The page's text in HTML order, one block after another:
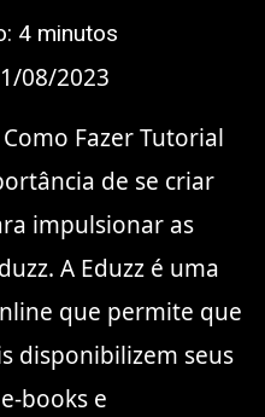
4 minutos
08/2023
Fazer Tutorial
de se criar
impulsionar as
A Eduzz é uma
que permite que
disponibilizem seus
books e